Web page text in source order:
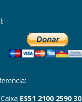
ES51 2100 2590 30